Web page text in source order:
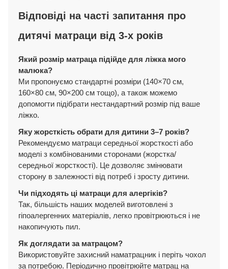
Відповіді на часті запитання про
дитячі матраци від 3-х років
Який розмір матраца підійде для ліжка мого
малюка?
Ми пропонуємо стандартні розміри (140×70 см,
160×80 см, 90×200 см тощо), а також можемо
допомогти підібрати нестандартний розмір під ваше
ліжко.
Яку жорсткість обрати для дитини 3–7 років?
Рекомендуємо матраци середньої жорсткості або
моделі з комбінованими сторонами (жорстка/
середньої жорсткості). Це дозволяє змінювати
сторону в залежності від потреб і зросту дитини.
Чи підходять ці матраци для алергіків?
Так, більшість наших моделей виготовлені з
гіпоалергенних матеріалів, легко провітрюються і не
накопичують пил.
Як доглядати за матрацом?
Використовуйте захисний наматрацник і періть чохол
за потребою. Періодично провітрюйте матрац на